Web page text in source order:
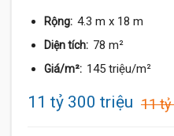
Rộng: 4.3 m x 18 m
Diện tích: 78 m²
Giá/m²: 145 triệu/m²
11 tỷ 300 triệu 11